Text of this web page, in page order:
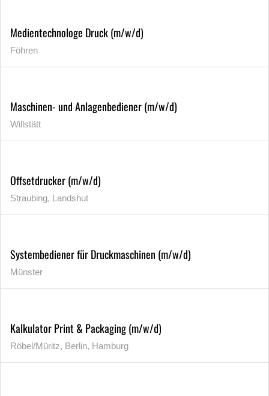
Medientechnologe Druck (m/w/d)
Föhren
Maschinen- und Anlagenbediener (m/w/d)
Willstätt
Offsetdrucker (m/w/d)
Straubing, Landshut
Systembediener für Druckmaschinen (m/w/d)
Münster
Kalkulator Print & Packaging (m/w/d)
Röbel/Müritz, Berlin, Hamburg